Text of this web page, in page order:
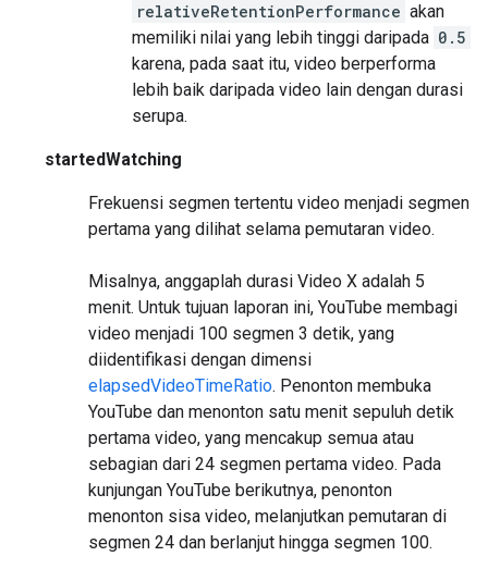
relativeRetentionPerformance akan
memiliki nilai yang lebih tinggi daripada 0.5
karena, pada saat itu, video berperforma
lebih baik daripada video lain dengan durasi
serupa.
startedWatching
Frekuensi segmen tertentu video menjadi segmen
pertama yang dilihat selama pemutaran video.
Misalnya, anggaplah durasi Video X adalah 5
menit. Untuk tujuan laporan ini, YouTube membagi
video menjadi 100 segmen 3 detik, yang
diidentifikasi dengan dimensi
elapsedVideoTimeRatio. Penonton membuka
YouTube dan menonton satu menit sepuluh detik
pertama video, yang mencakup semua atau
sebagian dari 24 segmen pertama video. Pada
kunjungan YouTube berikutnya, penonton
menonton sisa video, melanjutkan pemutaran di
segmen 24 dan berlanjut hingga segmen 100.